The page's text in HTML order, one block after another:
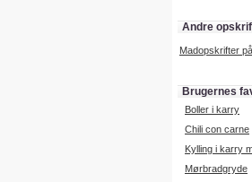
Andre
Madopskrifter
Brugernes
Boller i karry
Chili con carne
Kylling i karry
Mørbradgryde